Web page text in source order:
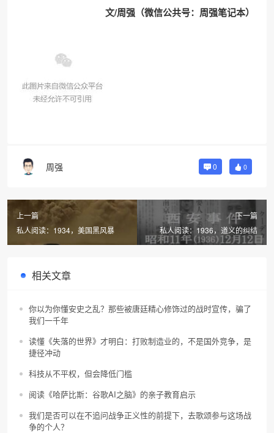
文/周强（微信公共号：周强笔记本）
周强 0 0
上一篇
私人阅读：1934，美国黑风暴
下一篇
私人阅读：1936，道义的纠结
相关文章
你以为你懂安史之乱？那些被唐廷精心修饰过的战时宣传，骗了
我们一千年
读懂《失落的世界》才明白：打败制造业的，不是国外竞争，是
捷径冲动
科技从不平权，但会降低门槛
阅读《哈萨比斯：谷歌AI之脑》的亲子教育启示
我们是否可以在不追问战争正义性的前提下，去歌颂参与这场战
争的个人？